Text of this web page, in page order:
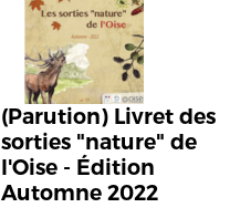
(Parution) Livret des
sorties "nature" de
l'Oise - Édition
Automne 2022